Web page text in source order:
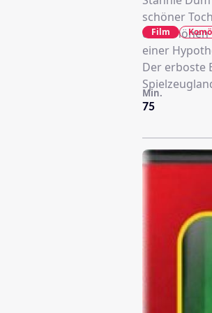
schöner
der schönen
einer
Der erboste
75
Min.
Film